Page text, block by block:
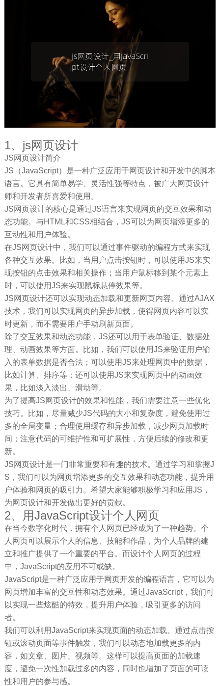
1、js网页设计
JS网页设计简介
JS（JavaScript）是一种广泛应用于网页设计和开发中的脚本
语言。它具有简单易学、灵活性强等特点，被广大网页设计
师和开发者所喜爱和使用。
JS网页设计的核心是通过JS语言来实现网页的交互效果和动
态功能。与HTML和CSS相结合，JS可以为网页增添更多的
互动性和用户体验。
在JS网页设计中，我们可以通过事件驱动的编程方式来实现
各种交互效果。比如，当用户点击按钮时，可以使用JS来实
现按钮的点击效果和相关操作；当用户鼠标移到某个元素上
时，可以使用JS来实现鼠标悬停效果等。
JS网页设计还可以实现动态加载和更新网页内容。通过AJAX
技术，我们可以实现网页的异步加载，使得网页内容可以实
时更新，而不需要用户手动刷新页面。
除了交互效果和动态功能，JS还可以用于表单验证、数据处
理、动画效果等方面。比如，我们可以使用JS来验证用户输
入的表单数据是否合法；可以使用JS来处理网页中的数据，
比如计算、排序等；还可以使用JS来实现网页中的动画效
果，比如淡入淡出、滑动等。
为了提高JS网页设计的效果和性能，我们需要注意一些优化
技巧。比如，尽量减少JS代码的大小和复杂度，避免使用过
多的全局变量；合理使用缓存和异步加载，减少网页加载时
间；注意代码的可维护性和可扩展性，方便后续的修改和更
新。
JS网页设计是一门非常重要和有趣的技术。通过学习和掌握J
S，我们可以为网页增添更多的交互效果和动态功能，提升用
户体验和网页的吸引力。希望大家能够积极学习和应用JS，
为网页设计和开发做出更好的贡献。
2、用JavaScript设计个人网页
在当今数字化时代，拥有个人网页已经成为了一种趋势。个
人网页可以展示个人的信息、技能和作品，为个人品牌的建
立和推广提供了一个重要的平台。而设计个人网页的过程
中，JavaScript的应用不可或缺。
JavaScript是一种广泛应用于网页开发的编程语言，它可以为
网页增加丰富的交互性和动态效果。通过JavaScript，我们可
以实现一些炫酷的特效，提升用户体验，吸引更多的访问
者。
我们可以利用JavaScript来实现页面的动态加载。通过点击按
钮或滚动页面等事件触发，我们可以动态地加载更多的内
容，如文章、图片、视频等。这样可以提高页面的加载速
度，避免一次性加载过多的内容，同时也增加了页面的可读
性和用户的参与感。